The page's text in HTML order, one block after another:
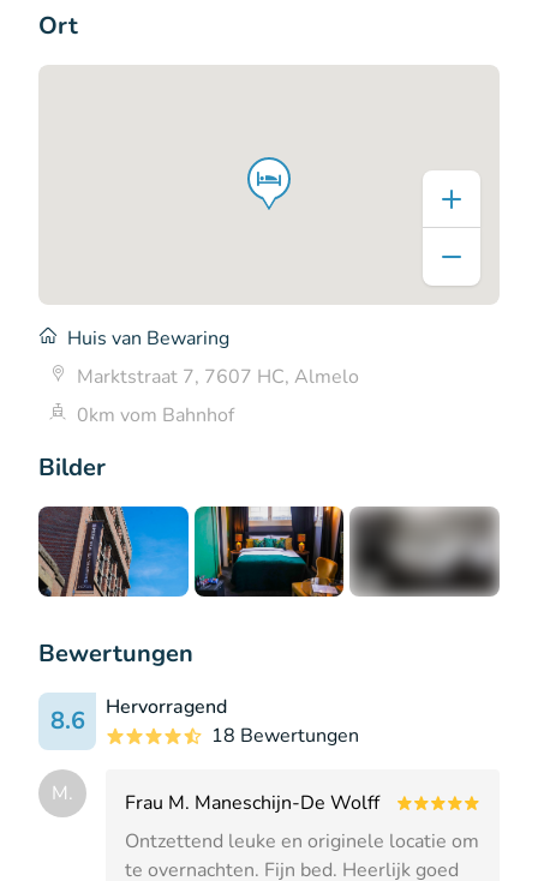
Bilder
Bewertungen
8.6
Hervorragend
18 Bewertungen
M.
Frau M. Maneschijn-De Wolff
Ontzettend leuke en originele locatie om
te overnachten. Fijn bed. Heerlijk goed
Ort
Huis van Bewaring
Marktstraat 7, 7607 HC, Almelo
0km vom Bahnhof